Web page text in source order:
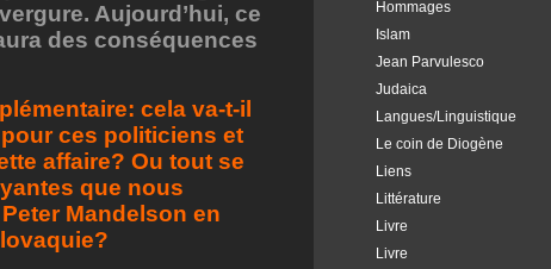
Hommages
Islam
Jean Parvulesco
Judaica
Langues/Linguistique
Le coin de Diogène
Liens
Littérature
Livre
Livre
Aujourd’hui, ce
des conséquences
cela va-t-il
ces politiciens et
affaire? Ou tout se
que nous
Mandelson en